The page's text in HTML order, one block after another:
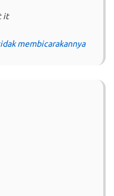
it
membicarakannya